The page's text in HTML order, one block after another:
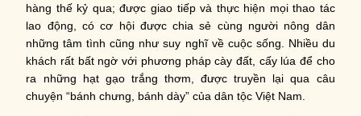
hàng thế kỷ qua; được giao tiếp và thực hiện mọi thao tác
lao động, có cơ hội được chia sẻ cùng người nông dân
những tâm tình cũng như suy nghĩ về cuộc sống. Nhiều du
khách rất bất ngờ với phương pháp cày đất, cấy lúa để cho
ra những hạt gạo trắng thơm, được truyền lại qua câu
chuyện “bánh chưng, bánh dày” của dân tộc Việt Nam.